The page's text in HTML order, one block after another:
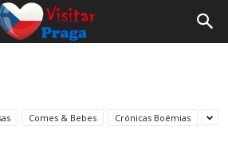
Comes & Bebes Crónicas Boémias